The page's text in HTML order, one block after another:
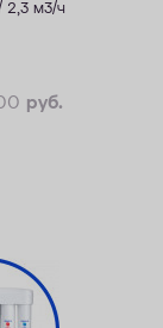
2,3 м3/ч
— 12 мг/л
/ 1,0 кг
руб.